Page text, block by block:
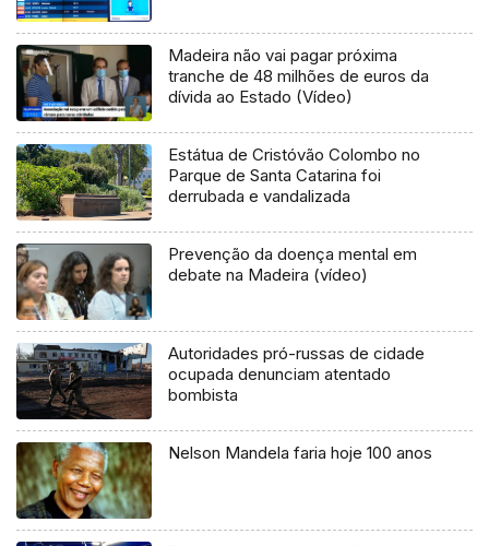
Madeira não vai pagar próxima
tranche de 48 milhões de euros da
dívida ao Estado (Vídeo)
Estátua de Cristóvão Colombo no
Parque de Santa Catarina foi
derrubada e vandalizada
Prevenção da doença mental em
debate na Madeira (vídeo)
Autoridades pró-russas de cidade
ocupada denunciam atentado
bombista
Nelson Mandela faria hoje 100 anos